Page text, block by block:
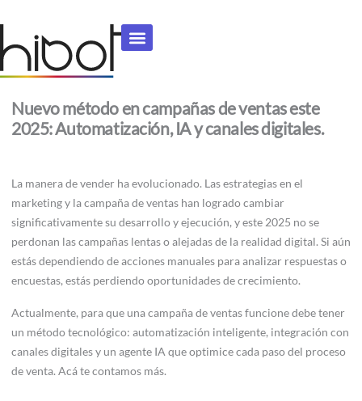
contenido
Nuevo método en campañas de ventas este
2025: Automatización, IA y canales digitales.
La manera de vender ha evolucionado. Las estrategias en el
marketing y la campaña de ventas han logrado cambiar
significativamente su desarrollo y ejecución, y este 2025 no se
perdonan las campañas lentas o alejadas de la realidad digital. Si aún
estás dependiendo de acciones manuales para analizar respuestas o
encuestas, estás perdiendo oportunidades de crecimiento.
Actualmente, para que una campaña de ventas funcione debe tener
un método tecnológico: automatización inteligente, integración con
canales digitales y un agente IA que optimice cada paso del proceso
de venta. Acá te contamos más.